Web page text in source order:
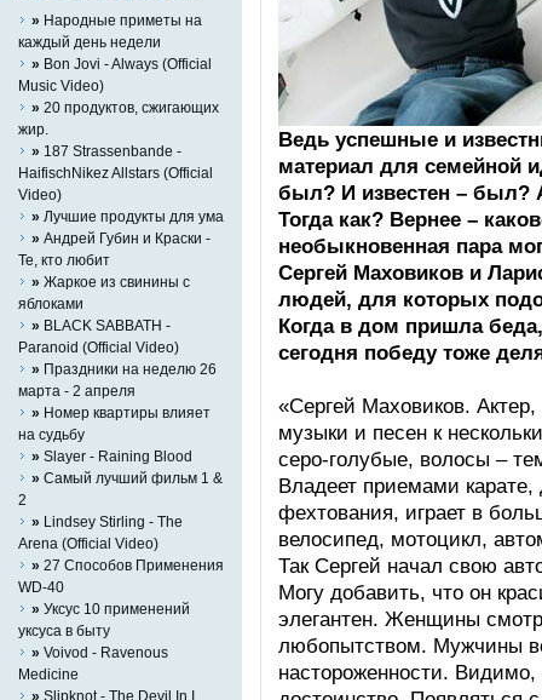
Ведь успешные и
материал для семейной
был? И известен – был?
Тогда как? Вернее –
необыкновенная пара
Сергей Маховиков и
людей, для которых
Когда в дом пришла
сегодня победу тоже
«Сергей Маховиков.
музыки и песен к
серо-голубые, волосы –
Владеет приемами
фехтования, играет в
велосипед, мотоцикл,
Так Сергей начал свою
Могу добавить, что он
элегантен. Женщины
любопытством. Мужчины
настороженности.
» Народные приметы на
каждый день недели
» Bon Jovi - Always (Official
Music Video)
» 20 продуктов, сжигающих
жир.
» 187 Strassenbande -
HaifischNikez Allstars (Official
Video)
» Лучшие продукты для ума
» Андрей Губин и Краски -
Те, кто любит
» Жаркое из свинины с
яблоками
» BLACK SABBATH -
Paranoid (Official Video)
» Праздники на неделю 26
марта - 2 апреля
» Номер квартиры влияет
на судьбу
» Slayer - Raining Blood
» Самый лучший фильм 1 &
2
» Lindsey Stirling - The
Arena (Official Video)
» 27 Способов Применения
WD-40
» Уксус 10 применений
уксуса в быту
» Voivod - Ravenous
Medicine
» Slipknot - The Devil In I